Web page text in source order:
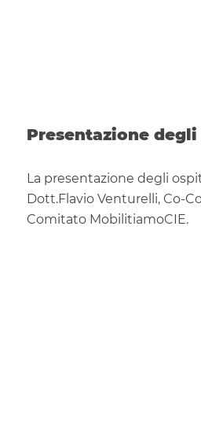
Presentazione
La presentazione degli
Dott.Flavio Venturelli, Co-
Comitato MobilitiamoCIE.